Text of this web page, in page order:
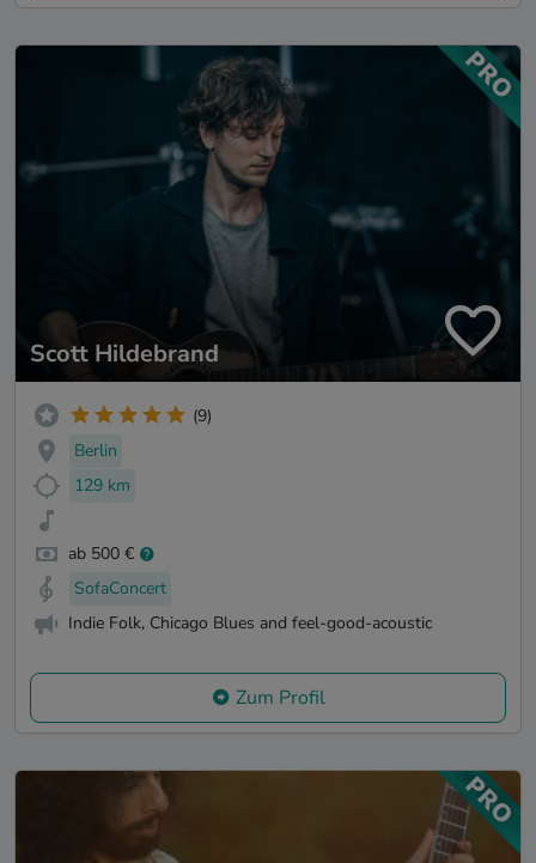
Scott Hildebrand
(9)
Berlin
129 km
ab 500 €
SofaConcert
Indie Folk, Chicago Blues and feel-good-acoustic
Zum Profil